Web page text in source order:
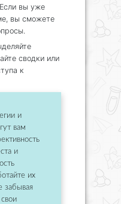
вы уже
вы сможете
сводки или
к
и
вам
и
их
забывая